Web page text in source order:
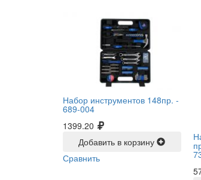
Набор инструментов 148пр. -
689-004
1399.20
Добавить в корзину
Сравнить